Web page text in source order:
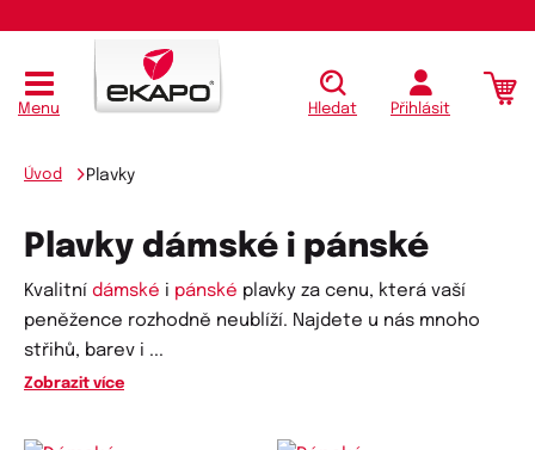
Menu Hledat Přihlásit
Úvod Plavky
Plavky dámské i pánské
Kvalitní dámské i pánské plavky za cenu, která vaší
peněžence rozhodně neublíží. Najdete u nás mnoho
střihů, barev i ...
Zobrazit více